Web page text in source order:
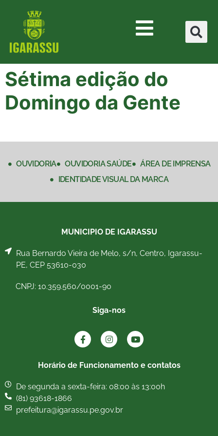
Sétima edição do
Domingo da Gente
OUVIDORIA OUVIDORIA SAÚDE
ÁREA DE IMPRENSA
IDENTIDADE VISUAL DA MARCA
MUNICIPIO DE IGARASSU
Rua Bernardo Vieira de Melo, s/n, Centro, Igarassu-
PE, CEP 53610-030
CNPJ: 10.359.560/0001-90
Siga-nos
Horário de Funcionamento e contatos
De segunda a sexta-feira: 08:00 às 13:00h
(81) 93618-1866
prefeitura@igarassu.pe.gov.br